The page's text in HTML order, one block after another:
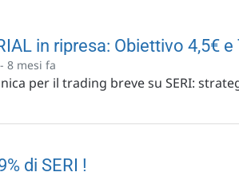
in ripresa: Obiettivo 4,5€
8 mesi fa
per il trading breve su SERI:
di SERI !